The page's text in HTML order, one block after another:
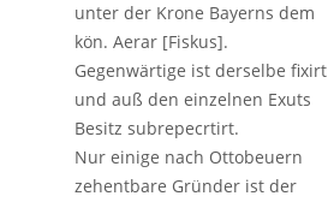
unter der Krone Bayerns dem
kön. Aerar [Fiskus].
Gegenwärtige ist derselbe fixirt
und auß den einzelnen Exuts
Besitz subrepecrtirt.
Nur einige nach Ottobeuern
zehentbare Gründer ist der